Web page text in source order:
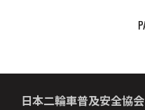
日本二輪車普及安全協会